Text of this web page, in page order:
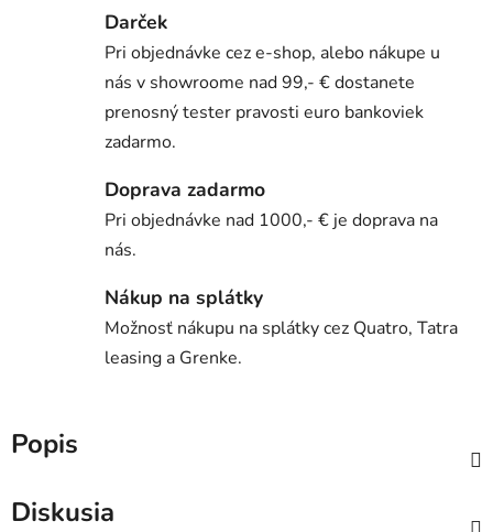
Darček
Pri objednávke cez e-shop, alebo nákupe u
nás v showroome nad 99,- € dostanete
prenosný tester pravosti euro bankoviek
zadarmo.
Doprava zadarmo
Pri objednávke nad 1000,- € je doprava na
nás.
Nákup na splátky
Možnosť nákupu na splátky cez Quatro, Tatra
leasing a Grenke.
Popis
Diskusia